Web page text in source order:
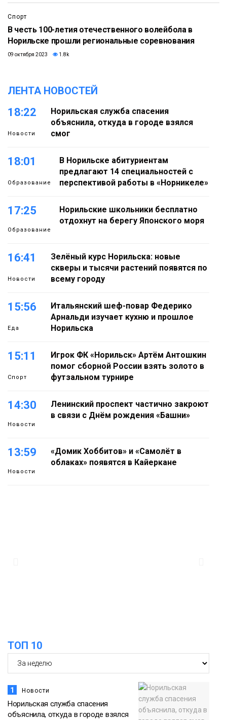
Спорт
В честь 100-летия отечественного волейбола в
Норильске прошли региональные соревнования
09 октября 2023 1.8k
ЛЕНТА НОВОСТЕЙ
18:22
Новости
Норильская служба спасения
объяснила, откуда в городе взялся
смог
18:01
Образование
В Норильске абитуриентам
предлагают 14 специальностей с
перспективой работы в «Норникеле»
17:25
Образование
Норильские школьники бесплатно
отдохнут на берегу Японского моря
16:41
Новости
Зелёный курс Норильска: новые
скверы и тысячи растений появятся по
всему городу
15:56
Еда
Итальянский шеф-повар Федерико
Арнальди изучает кухню и прошлое
Норильска
15:11
Спорт
Игрок ФК «Норильск» Артём Антошкин
помог сборной России взять золото в
футзальном турнире
14:30
Новости
Ленинский проспект частично закроют
в связи с Днём рождения «Башни»
13:59
Новости
«Домик Хоббитов» и «Самолёт в
облаках» появятся в Кайеркане
ТОП 10
1 Новости
Норильская служба спасения
объяснила, откуда в городе взялся